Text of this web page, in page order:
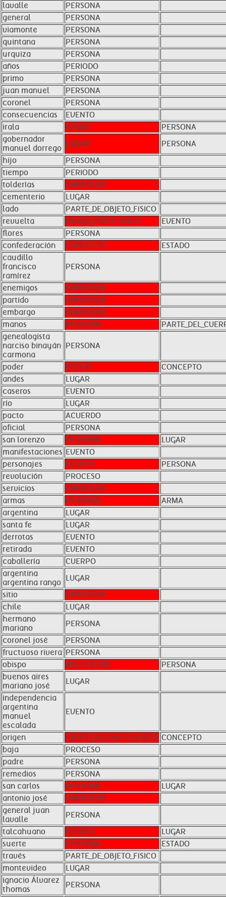
lavalle
PERSONA
general
PERSONA
viamonte
PERSONA
quintana
PERSONA
urquiza
PERSONA
años
PERIODO
primo
PERSONA
juan manuel
PERSONA
coronel
PERSONA
consecuencias
EVENTO
irala
LUGAR
PERSONA
gobernador
manuel dorrego LUGAR
PERSONA
hijo
PERSONA
tiempo
PERIODO
tolderías
UNKNOWN
cementerio
LUGAR
lado
PARTE_DE_OBJETO_FíSICO
revuelta
RASGO_PSICOLóGICO
EVENTO
flores
PERSONA
confederación
CONCEPTO
ESTADO
caudillo
francisco
ramírez
PERSONA
enemigos
UNKNOWN
partido
UNKNOWN
embargo
UNKNOWN
manos
PERSONA
genealogista
narciso binayán
carmona
PERSONA
poder PODER
CONCEPTO
andes
LUGAR
caseros
EVENTO
río
LUGAR
pacto
ACUERDO
oficial
PERSONA
san lorenzo
PERSONA
LUGAR
manifestaciones EVENTO
personajes
ESTADO
PERSONA
revolución
PROCESO
servicios
UNKNOWN
armas
PERSONA
ARMA
argentina
LUGAR
santa fe
LUGAR
derrotas
EVENTO
retirada
EVENTO
caballería
CUERPO
argentina
argentina rango LUGAR
sitio
UNKNOWN
chile
LUGAR
hermano
mariano
PERSONA
coronel josé
PERSONA
fructuoso rivera PERSONA
obispo
INSTITUCIóN
PERSONA
buenos aires
mariano josé
LUGAR
independencia
argentina
manuel
escalada
EVENTO
origen GRUPO_DE_OBJETO_FíSICO CONCEPTO
baja
PROCESO
padre
PERSONA
remedios
PERSONA
san carlos
PERSONA
LUGAR
antonio josé
UNKNOWN
general juan
lavalle
PERSONA
talcahuano
EVENTO
LUGAR
suerte
PERSONA
ESTADO
través
PARTE_DE_OBJETO_FíSICO
montevideo
LUGAR
ignacio Álvarez
thomas
PERSONA